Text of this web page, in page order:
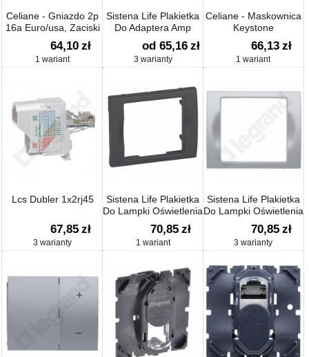
Celiane - Gniazdo 2p
16a Euro/usa, Zaciski
Srubowe
64,10 zł
1 wariant
Sistena Life Plakietka
Do Adaptera Amp
od 65,16 zł
3 warianty
Celiane - Maskownica
Keystone
66,13 zł
1 wariant
Lcs Dubler 1x2rj45
67,85 zł
3 warianty
Sistena Life Plakietka
Do Lampki Oświetlenia
Awaryjengo
70,85 zł
1 wariant
Sistena Life Plakietka
Do Lampki Oświetlenia
Awaryjnego
70,85 zł
3 warianty